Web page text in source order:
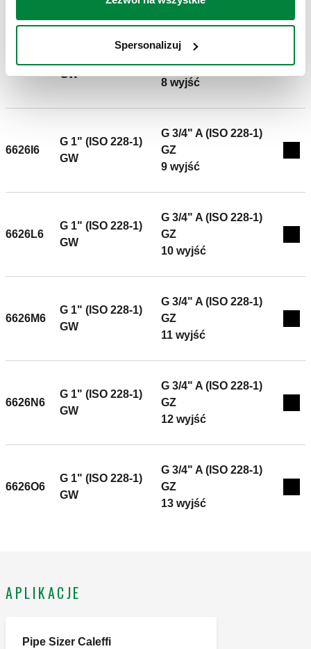
Spersonalizuj
6626H6
GW
G 3/4" A (ISO 228-1)
GZ
8 wyjść
6626I6
G 1" (ISO 228-1)
GW
G 3/4" A (ISO 228-1)
GZ
9 wyjść
6626L6
G 1" (ISO 228-1)
GW
G 3/4" A (ISO 228-1)
GZ
10 wyjść
6626M6
G 1" (ISO 228-1)
GW
G 3/4" A (ISO 228-1)
GZ
11 wyjść
6626N6
G 1" (ISO 228-1)
GW
G 3/4" A (ISO 228-1)
GZ
12 wyjść
6626O6
G 1" (ISO 228-1)
GW
G 3/4" A (ISO 228-1)
GZ
13 wyjść
APLIKACJE
Pipe Sizer Caleffi